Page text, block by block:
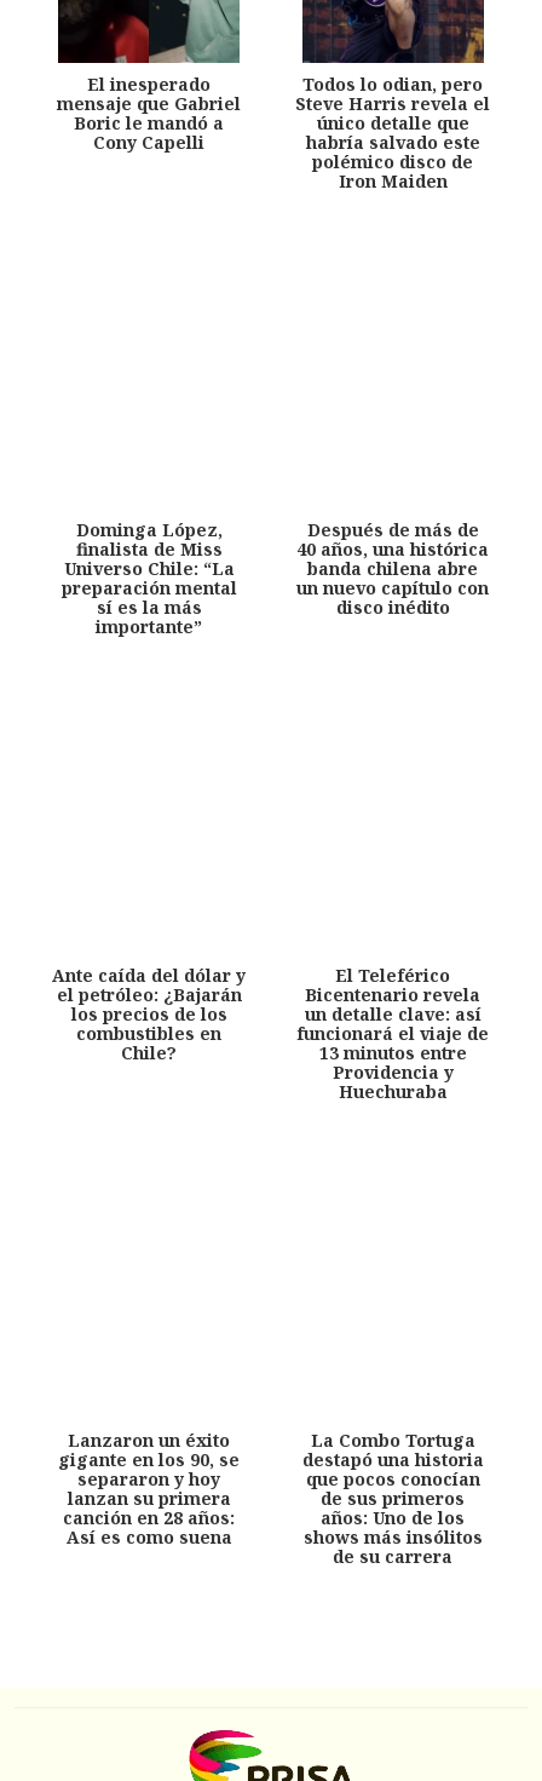
El inesperado
mensaje que Gabriel
Boric le mandó a
Cony Capelli
Todos lo odian, pero
Steve Harris revela el
único detalle que
habría salvado este
polémico disco de
Iron Maiden
Dominga López,
finalista de Miss
Universo Chile: “La
preparación mental
sí es la más
importante”
Después de más de
40 años, una histórica
banda chilena abre
un nuevo capítulo con
disco inédito
Ante caída del dólar y
el petróleo: ¿Bajarán
los precios de los
combustibles en
Chile?
El Teleférico
Bicentenario revela
un detalle clave: así
funcionará el viaje de
13 minutos entre
Providencia y
Huechuraba
Lanzaron un éxito
gigante en los 90, se
separaron y hoy
lanzan su primera
canción en 28 años:
Así es como suena
La Combo Tortuga
destapó una historia
que pocos conocían
de sus primeros
años: Uno de los
shows más insólitos
de su carrera